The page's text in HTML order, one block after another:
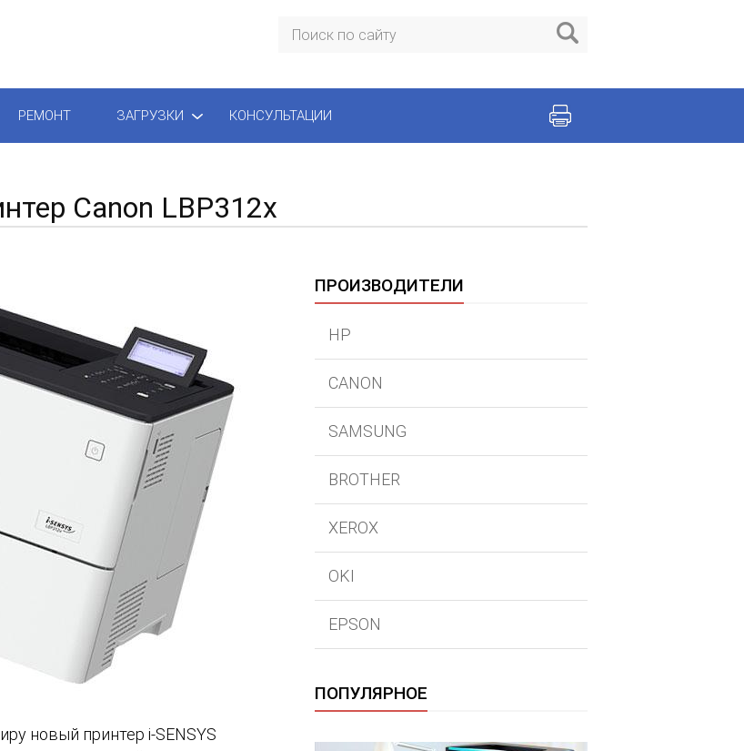
РЕМОНТ ЗАГРУЗКИ КОНСУЛЬТАЦИИ
Canon LBP312x
новый принтер i-SENSYS
ПРОИЗВОДИТЕЛИ
HP
CANON
SAMSUNG
BROTHER
XEROX
OKI
EPSON
ПОПУЛЯРНОЕ